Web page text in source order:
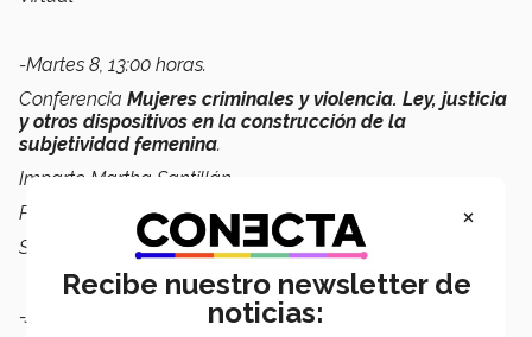
-Martes 8, 13:00 horas.
Conferencia Mujeres criminales y violencia. Ley, justicia
y otros dispositivos en la construcción de la
subjetividad femenina.
Imparte Martha Santillán.
Presentan Iza Sánchez y Eva Rivas.
Sala Mayor de Rectoría
-Jueves 10, 11:00 horas
×
Recibe nuestro newsletter de
noticias: